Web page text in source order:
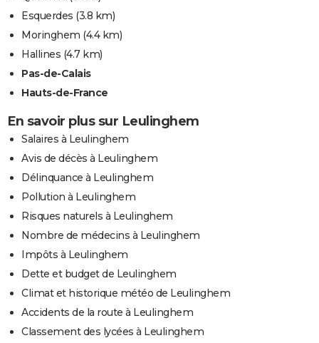
Esquerdes (3.8 km)
Moringhem (4.4 km)
Hallines (4.7 km)
Pas-de-Calais
Hauts-de-France
En savoir plus sur Leulinghem
Salaires à Leulinghem
Avis de décès à Leulinghem
Délinquance à Leulinghem
Pollution à Leulinghem
Risques naturels à Leulinghem
Nombre de médecins à Leulinghem
Impôts à Leulinghem
Dette et budget de Leulinghem
Climat et historique météo de Leulinghem
Accidents de la route à Leulinghem
Classement des lycées à Leulinghem